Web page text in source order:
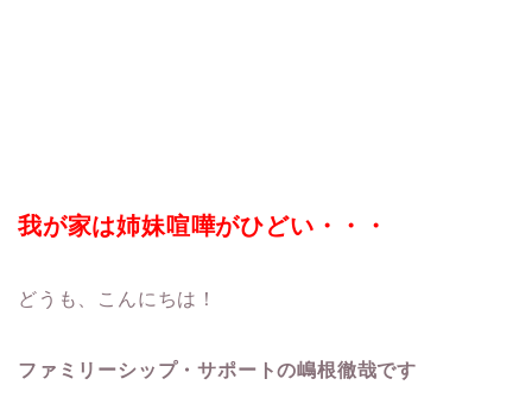
我が家は姉妹喧嘩がひどい・・・
どうも、こんにちは！
ファミリーシップ・サポートの嶋根徹哉です